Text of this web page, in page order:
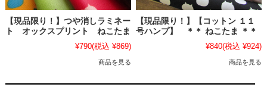
【現品限り！】つや消しラミネー
ト オックスプリント ねこたま
¥790(税込 ¥869)
商品を見る
【現品限り！】【コットン １１
号ハンプ】 ＊＊ ねこたま ＊＊
¥840(税込 ¥924)
商品を見る